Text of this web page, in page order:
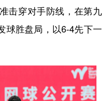
日本語 한국어
击穿对手防线，在第九
球胜盘局，以6-4先下一